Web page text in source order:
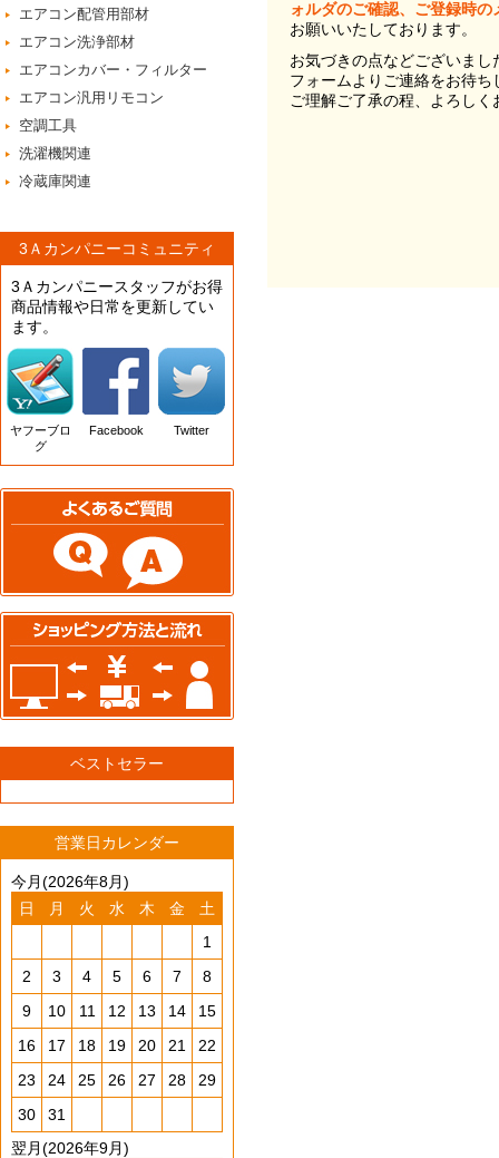
エアコン配管用部材
エアコン洗浄部材
エアコンカバー・フィルター
エアコン汎用リモコン
空調工具
洗濯機関連
冷蔵庫関連
3Ａカンパニーコミュニティ
3Ａカンパニースタッフがお得
商品情報や日常を更新してい
ます。
ヤフーブロ
グ
Facebook Twitter
ベストセラー
営業日カレンダー
今月(2026年8月)
日
月 火 水 木 金
土
1
2
3 4 5 6 7
8
9
10 11 12 13 14
15
16
17 18 19 20 21
22
23
24 25 26 27 28
29
30
31
翌月(2026年9月)
ォルダのご確認、ご登録時
お願いいたしております。
お気づきの点などございま
フォームよりご連絡をお待ち
ご理解ご了承の程、よろし